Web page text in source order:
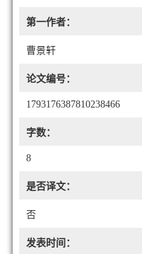
第一作者：
曹景轩
论文编号：
1793176387810238466
字数：
8
是否译文：
否
发表时间：